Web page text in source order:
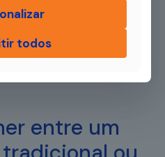
sobre Operações Financeiras
por lei, sem ultrapassar a
entre um
todos